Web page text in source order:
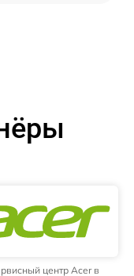
центр Acer в